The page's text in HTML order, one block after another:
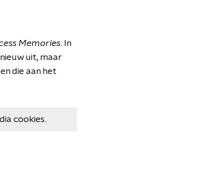
Memories. In
uit, maar
die aan het
cookies.